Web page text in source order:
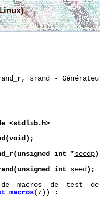
srand -
<stdlib.h>
int *seedp
int seed );
macros  de  test
(7)) :